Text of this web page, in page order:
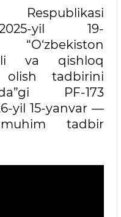
yil 19-
va qishloq
olish tadbirini
PF-173
yil 15-yanvar —
tadbir